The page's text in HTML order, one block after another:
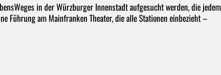
in der Würzburger Innenstadt aufgesucht werden, die jedem
Führung am Mainfranken Theater, die alle Stationen einbezieht –